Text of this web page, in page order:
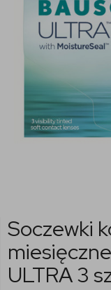
Soczewki
ULTRA 3